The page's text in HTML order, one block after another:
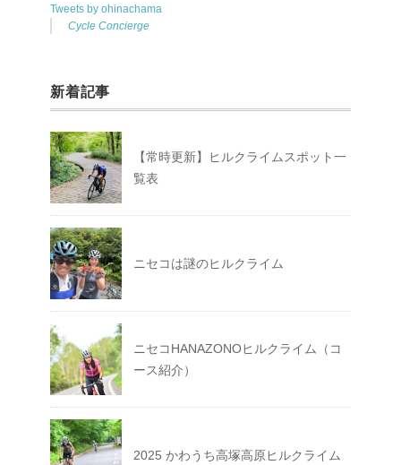
Tweets by ohinachama
Cycle Concierge
新着記事
【常時更新】ヒルクライムスポット一
覧表
ニセコは謎のヒルクライム
ニセコHANAZONOヒルクライム（コ
ース紹介）
2025 かわうち高塚高原ヒルクライム